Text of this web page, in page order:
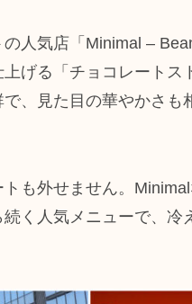
人気店「Minimal –
げる「チョコレートス
、見た目の華やかさ
も外せません。
く人気メニューで、冷